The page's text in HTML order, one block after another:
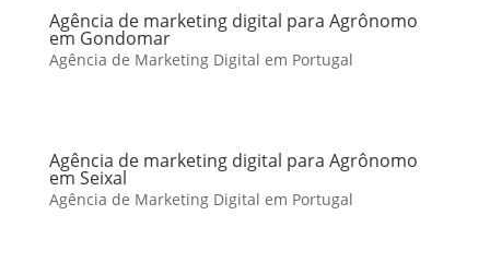
Agência de marketing digital para Agrônomo
em Gondomar
Agência de Marketing Digital em Portugal
Agência de marketing digital para Agrônomo
em Seixal
Agência de Marketing Digital em Portugal